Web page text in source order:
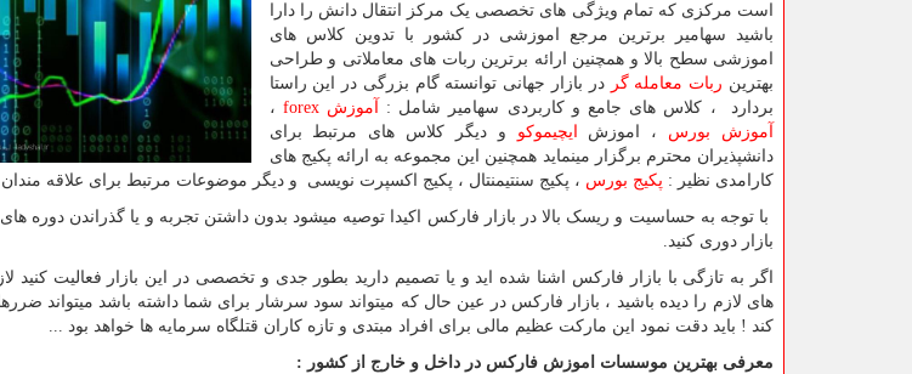
است مرکزی که تمام ویژگی های تخصصی یک مرکز انتقال دانش را دارا
باشید سهامیر برترین مرجع اموزشی در کشور با تدوین کلاس های
اموزشی سطح بالا و همچنین ارائه برترین ربات های معاملاتی و طراحی
بهترین ربات معامله گر در بازار جهانی توانسته گام بزرگی در این راستا
بردارد ، کلاس های جامع و کاربردی سهامیر شامل :
آموزش forex
،
آموزش بورس ، اموزش ایچیموکو و دیگر کلاس های مرتبط برای
دانشپذیران محترم برگزار مینماید همچنین این مجموعه به ارائه پکیج های
کارامدی نظیر : پکیج بورس ، پکیج سنتیمنتال ، پکیج اکسپرت نویسی و دیگر موضوعات مرتبط برای علاقه
با توجه به حساسیت و ریسک بالا در بازار فارکس اکیدا توصیه میشود بدون داشتن تجربه و یا گذراندن دوره
بازار دوری کنید.
اگر به تازگی با بازار فارکس اشنا شده اید و یا تصمیم دارید بطور جدی و تخصصی در این بازار فعالیت
های لازم را دیده باشید ، بازار فارکس در عین حال که میتواند سود سرشار برای شما داشته باشد میتواند
کند ! باید دقت نمود این مارکت عظیم مالی برای افراد مبتدی و تازه کاران قتلگاه سرمایه ها خواهد بود ...
معرفی بهترین موسسات اموزش فارکس در داخل و خارج از کشور :